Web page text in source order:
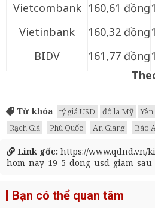
Vietcombank 160,61 đồng
Vietinbank
160,32 đồng
BIDV
161,77 đồng
Từ khóa tỷ giá USD đô la Mỹ
Rạch Giá
Phú Quốc An Giang Báo
Link gốc: https://
hom-nay-19-5-dong-usd-giam-
Bạn có thể quan tâm